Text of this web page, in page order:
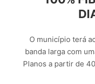
O município terá
banda larga com
Planos a partir de